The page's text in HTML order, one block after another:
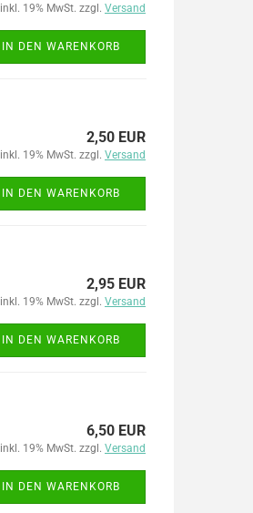
inkl. 19% MwSt. zzgl. Versand
IN DEN WARENKORB
2,50 EUR
inkl. 19% MwSt. zzgl. Versand
IN DEN WARENKORB
2,95 EUR
inkl. 19% MwSt. zzgl. Versand
IN DEN WARENKORB
6,50 EUR
inkl. 19% MwSt. zzgl. Versand
IN DEN WARENKORB